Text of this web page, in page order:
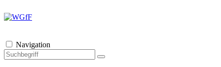
Navigation